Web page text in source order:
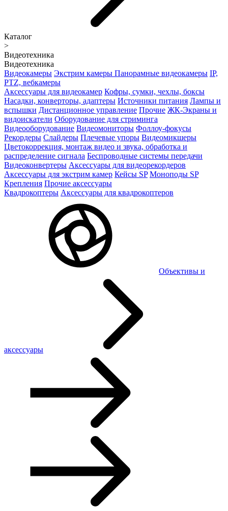
Каталог
>
Видеотехника
Видеотехника
Видеокамеры Экстрим камеры Панорамные видеокамеры IP,
PTZ, вебкамеры
Аксессуары для видеокамер Кофры, сумки, чехлы, боксы
Насадки, конверторы, адаптеры Источники питания Лампы и
вспышки Дистанционное управление Прочие ЖК-Экраны и
видоискатели Оборудование для стриминга
Видеооборудование Видеомониторы Фоллоу-фокусы
Рекордеры Слайдеры Плечевые упоры Видеомикшеры
Цветокоррекция, монтаж видео и звука, обработка и
распределение сигнала Беспроводные системы передачи
Видеоконвертеры Аксессуары для видеорекордеров
Аксессуары для экстрим камер Кейсы SP Моноподы SP
Крепления Прочие аксессуары
Квадрокоптеры Аксессуары для квадрокоптеров
Объективы и
аксессуары